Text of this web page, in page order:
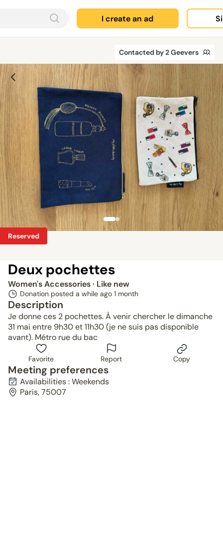
I create an ad
Contacted by 2 Geevers
Reserved
Deux pochettes
Women's Accessories· Like new
Donation posted a while ago 1 month
Description
Je donne ces 2 pochettes. À venir chercher le dimanche
31 mai entre 9h30 et 11h30 (je ne suis pas disponible
avant). Métro rue du bac
Favorite Report Copy
Meeting preferences
Availabilities : Weekends
Paris, 75007